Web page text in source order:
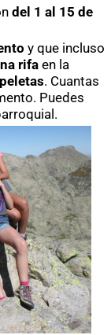
del 1 al 15 de
y que incluso
rifaen la
. Cuantas
Puedes